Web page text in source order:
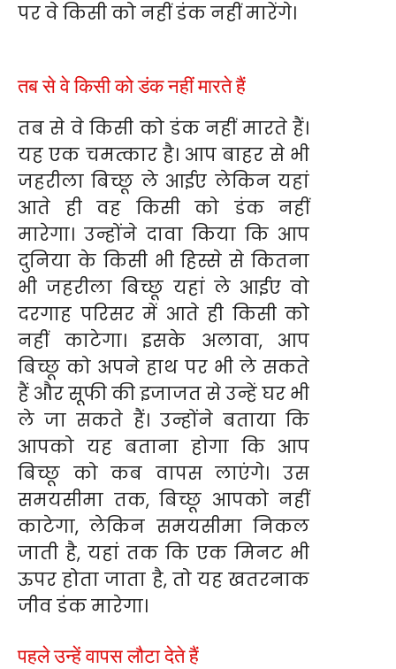
पर वे किसी को नहीं डंक नहीं मारेंगे।
तब से वे किसी को डंक नहीं मारते हैं
तब से वे किसी को डंक नहीं मारते हैं।
यह एक चमत्कार है। आप बाहर से भी
जहरीला बिच्छू ले आईए लेकिन यहां
आते ही वह किसी को डंक नहीं
मारेगा। उन्होंने दावा किया कि आप
दुनिया के किसी भी हिस्से से कितना
भी जहरीला बिच्छू यहां ले आईए वो
दरगाह परिसर में आते ही किसी को
नहीं काटेगा। इसके अलावा, आप
बिच्छू को अपने हाथ पर भी ले सकते
हैं और सूफी की इजाजत से उन्हें घर भी
ले जा सकते हैं। उन्होंने बताया कि
आपको यह बताना होगा कि आप
बिच्छू को कब वापस लाएंगे। उस
समयसीमा तक, बिच्छू आपको नहीं
काटेगा, लेकिन समयसीमा निकल
जाती है, यहां तक कि एक मिनट भी
ऊपर होता जाता है, तो यह खतरनाक
जीव डंक मारेगा।
पहले उन्हें वापस लौटा देते हैं